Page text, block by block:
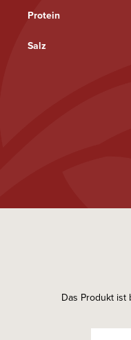
Protein
Salz
Das Produkt